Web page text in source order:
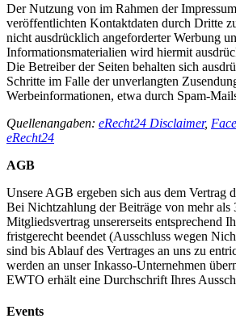
Der Nutzung von im Rahmen der
veröffentlichten Kontaktdaten durch Dritte
nicht ausdrücklich angeforderter Werbung
Informationsmaterialien wird hiermit
Die Betreiber der Seiten behalten sich
Schritte im Falle der unverlangten
Werbeinformationen, etwa durch Spam-
Quellenangaben: eRecht24 Disclaimer,
eRecht24
AGB
Unsere AGB ergeben sich aus dem Vertrag
Bei Nichtzahlung der Beiträge von mehr als
Mitgliedsvertrag unsererseits entsprechend
fristgerecht beendet (Ausschluss wegen
sind bis Ablauf des Vertrages an uns zu
werden an unser Inkasso-Unternehmen
EWTO erhält eine Durchschrift Ihres
Events